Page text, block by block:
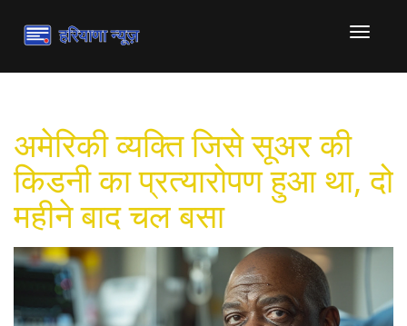
टॉगल
संचालित
अमेरिकी व्यक्ति जिसे सूअर की
किडनी का प्रत्यारोपण हुआ था, दो
महीने बाद चल बसा